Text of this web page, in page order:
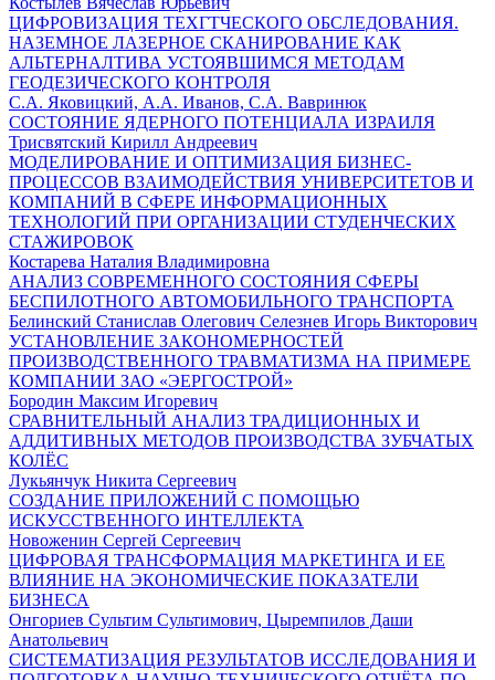
ЦИФРОВИЗАЦИЯ ТЕХГТЧЕСКОГО ОБСЛЕДОВАНИЯ.
НАЗЕМНОЕ ЛАЗЕРНОЕ СКАНИРОВАНИЕ КАК
АЛЬТЕРНАЛТИВА УСТОЯВШИМСЯ МЕТОДАМ
ГЕОДЕЗИЧЕСКОГО КОНТРОЛЯ
С.А. Яковицкий, А.А. Иванов, С.А. Вавринюк
СОСТОЯНИЕ ЯДЕРНОГО ПОТЕНЦИАЛА ИЗРАИЛЯ
Трисвятский Кирилл Андреевич
МОДЕЛИРОВАНИЕ И ОПТИМИЗАЦИЯ БИЗНЕС-
ПРОЦЕССОВ ВЗАИМОДЕЙСТВИЯ УНИВЕРСИТЕТОВ И
КОМПАНИЙ В СФЕРЕ ИНФОРМАЦИОННЫХ
ТЕХНОЛОГИЙ ПРИ ОРГАНИЗАЦИИ СТУДЕНЧЕСКИХ
СТАЖИРОВОК
Костарева Наталия Владимировна
АНАЛИЗ СОВРЕМЕННОГО СОСТОЯНИЯ СФЕРЫ
БЕСПИЛОТНОГО АВТОМОБИЛЬНОГО ТРАНСПОРТА
Белинский Станислав Олегович Селезнев Игорь Викторович
УСТАНОВЛЕНИЕ ЗАКОНОМЕРНОСТЕЙ
ПРОИЗВОДСТВЕННОГО ТРАВМАТИЗМА НА ПРИМЕРЕ
КОМПАНИИ ЗАО «ЭЕРГОСТРОЙ»
Бородин Максим Игоревич
СРАВНИТЕЛЬНЫЙ АНАЛИЗ ТРАДИЦИОННЫХ И
АДДИТИВНЫХ МЕТОДОВ ПРОИЗВОДСТВА ЗУБЧАТЫХ
КОЛЁС
Лукьянчук Никита Сергеевич
СОЗДАНИЕ ПРИЛОЖЕНИЙ С ПОМОЩЬЮ
ИСКУССТВЕННОГО ИНТЕЛЛЕКТА
Новоженин Сергей Сергеевич
ЦИФРОВАЯ ТРАНСФОРМАЦИЯ МАРКЕТИНГА И ЕЕ
ВЛИЯНИЕ НА ЭКОНОМИЧЕСКИЕ ПОКАЗАТЕЛИ
БИЗНЕСА
Онгориев Сультим Сультимович, Цыремпилов Даши
Анатольевич
СИСТЕМАТИЗАЦИЯ РЕЗУЛЬТАТОВ ИССЛЕДОВАНИЯ И